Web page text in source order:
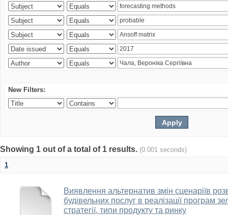
New Filters:
Showing 1 out of a total of 1 results. (0.001 seconds)
1
Виявлення альтернатив змін сценаріїв
будівельних послуг в реалізації програм
стратегії, типи продукту та ринку